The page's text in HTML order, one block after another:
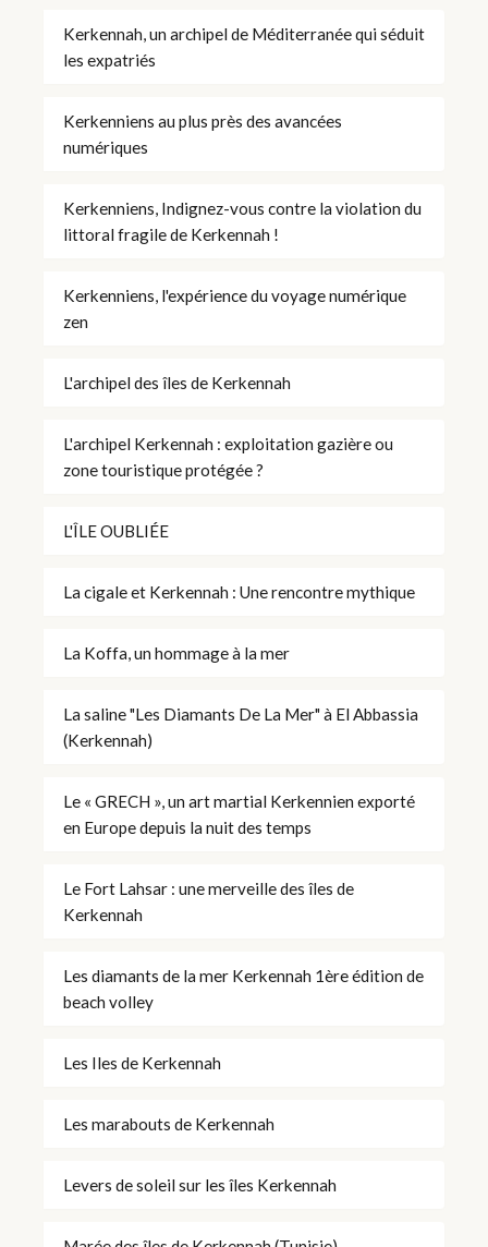
Kerkennah, un archipel de Méditerranée qui séduit
les expatriés
Kerkenniens au plus près des avancées
numériques
Kerkenniens, Indignez-vous contre la violation du
littoral fragile de Kerkennah !
Kerkenniens, l'expérience du voyage numérique
zen
L'archipel des îles de Kerkennah
L'archipel Kerkennah : exploitation gazière ou
zone touristique protégée ?
L'ÎLE OUBLIÉE
La cigale et Kerkennah : Une rencontre mythique
La Koffa, un hommage à la mer
La saline "Les Diamants De La Mer" à El Abbassia
(Kerkennah)
Le « GRECH », un art martial Kerkennien exporté
en Europe depuis la nuit des temps
Le Fort Lahsar : une merveille des îles de
Kerkennah
Les diamants de la mer Kerkennah 1ère édition de
beach volley
Les Iles de Kerkennah
Les marabouts de Kerkennah
Levers de soleil sur les îles Kerkennah